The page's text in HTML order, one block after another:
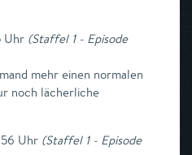
Uhr (Staffel 1 - Episode
mehr einen normalen
noch lächerliche
Uhr (Staffel 1 - Episode